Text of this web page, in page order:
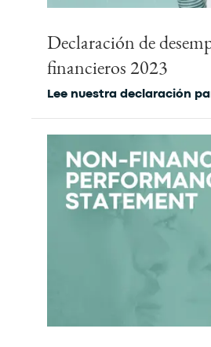
Declaración de
financieros 2023
Lee nuestra declaración